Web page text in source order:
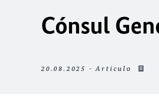
Cónsul
20.08.2025 - Artículo